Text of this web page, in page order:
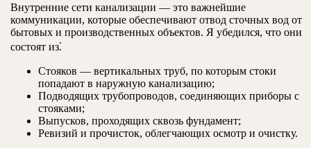
Внутренние сети канализации — это важнейшие
коммуникации, которые обеспечивают отвод сточных вод от
бытовых и производственных объектов. Я убедился, что они
состоят из⁚
Стояков — вертикальных труб, по которым стоки
попадают в наружную канализацию;
Подводящих трубопроводов, соединяющих приборы с
стояками;
Выпусков, проходящих сквозь фундамент;
Ревизий и прочисток, облегчающих осмотр и очистку.